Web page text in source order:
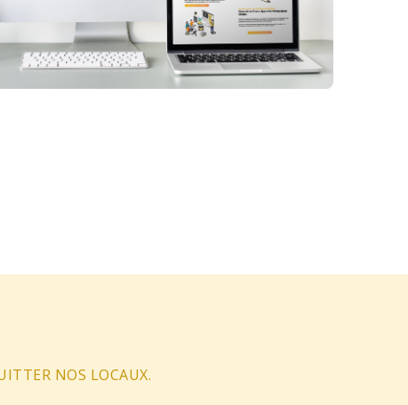
NOS LOCAUX.